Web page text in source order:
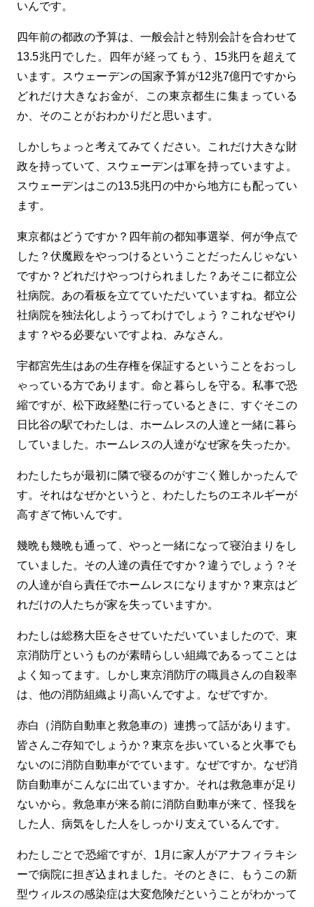
いんです。
四年前の都政の予算は、一般会計と特別会計を合わせて
13.5兆円でした。四年が経ってもう、15兆円を超えて
います。スウェーデンの国家予算が12兆7億円ですから
どれだけ大きなお金が、この東京都生に集まっている
か、そのことがおわかりだと思います。
しかしちょっと考えてみてください。これだけ大きな財
政を持っていて、スウェーデンは軍を持っていますよ。
スウェーデンはこの13.5兆円の中から地方にも配ってい
ます。
東京都はどうですか？四年前の都知事選挙、何が争点で
した？伏魔殿をやっつけるということだったんじゃない
ですか？どれだけやっつけられました？あそこに都立公
社病院。あの看板を立てていただいていますね。都立公
社病院を独法化しようってわけでしょう？これなぜやり
ます？やる必要ないですよね、みなさん。
宇都宮先生はあの生存権を保証するということをおっし
ゃっている方であります。命と暮らしを守る。私事で恐
縮ですが、松下政経塾に行っているときに、すぐそこの
日比谷の駅でわたしは、ホームレスの人達と一緒に暮ら
していました。ホームレスの人達がなぜ家を失ったか。
わたしたちが最初に隣で寝るのがすごく難しかったんで
す。それはなぜかというと、わたしたちのエネルギーが
高すぎて怖いんです。
幾晩も幾晩も通って、やっと一緒になって寝泊まりをし
ていました。その人達の責任ですか？違うでしょう？そ
の人達が自ら責任でホームレスになりますか？東京はど
れだけの人たちが家を失っていますか。
わたしは総務大臣をさせていただいていましたので、東
京消防庁というものが素晴らしい組織であるってことは
よく知ってます。しかし東京消防庁の職員さんの自殺率
は、他の消防組織より高いんですよ。なぜですか。
赤白（消防自動車と救急車の）連携って話があります。
皆さんご存知でしょうか？東京を歩いていると火事でも
ないのに消防自動車がでています。なぜですか。なぜ消
防自動車がこんなに出ていますか。それは救急車が足り
ないから。救急車が来る前に消防自動車が来て、怪我を
した人、病気をした人をしっかり支えているんです。
わたしごとで恐縮ですが、1月に家人がアナフィラキシ
ーで病院に担ぎ込まれました。そのときに、もうこの新
型ウィルスの感染症は大変危険だということがわかって